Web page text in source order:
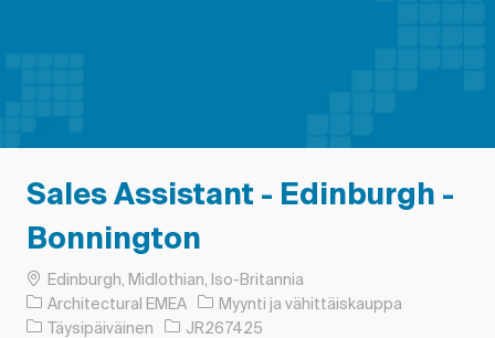
Sales Assistant - Edinburgh -
Bonnington
PaikkaEdinburgh, Midlothian, Iso-Britannia
Architectural EMEA
Luokka
Myynti ja vähittäiskauppa
Työn tyyppi
Täysipäiväinen Työn tunnus
JR267425